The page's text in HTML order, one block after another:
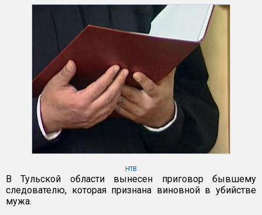
НТВ
В Тульской области вынесен приговор бывшему
следователю, которая признана виновной в убийстве
мужа.